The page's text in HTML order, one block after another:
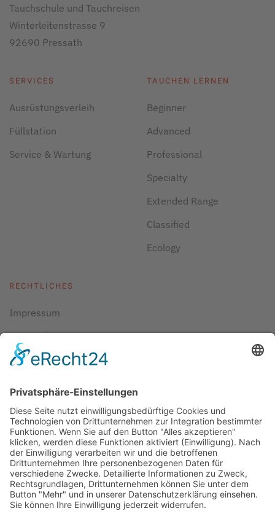
Tauchschule und Tauchreisen
Winterleitenstrasse 9
92690 Pressath
SERVICES
Ausrüstungsverleih
Füllstation
Service & Wartung
TAUCHEN LERNEN
Beginner
Advanced
Professional
Specialty
Extended Range
Classified
Ecology
RECHTLICHES
Impressum
Datenschutz
AGBs
Copyright ©2026ScubaholiX | Tauchschule und
Tauchreisen. Alle Rechte vorbehalten.
Umsetzung und Realisierung durchWEBandWIRE
Internet- und EDV-Dienstleistungen.